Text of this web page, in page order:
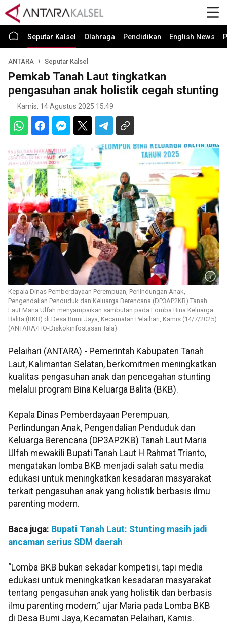
Seputar Kalsel Olahraga Pendidikan English News
ANTARA Seputar Kalsel
Pemkab Tanah Laut tingkatkan
pengasuhan anak holistik cegah stunting
Kamis, 14 Agustus 2025 15:49
Kepala Dinas Pemberdayaan Perempuan, Perlindungan Anak,
Pengendalian Penduduk dan Keluarga Berencana (DP3AP2KB) Tanah
Laut Maria Ulfah menyampaikan sambutan pada Lomba Bina Keluarga
Balita (BKB) di Desa Bumi Jaya, Kecamatan Pelaihari, Kamis (14/7/2025).
(ANTARA/HO-Diskokinfostasan Tala)
Pelaihari (ANTARA) - Pemerintah Kabupaten Tanah
Laut, Kalimantan Selatan, berkomitmen meningkatkan
kualitas pengasuhan anak dan pencegahan stunting
melalui program Bina Keluarga Balita (BKB).
Kepala Dinas Pemberdayaan Perempuan,
Perlindungan Anak, Pengendalian Penduduk dan
Keluarga Berencana (DP3AP2KB) Tanah Laut Maria
Ulfah mewakili Bupati Tanah Laut H Rahmat Trianto,
mengatakan lomba BKB menjadi salah satu media
edukasi untuk meningkatkan kesadaran masyarakat
terkait pengasuhan anak yang holistik berbasis ilmu
parenting modern.
Baca juga: Bupati Tanah Laut: Stunting masih jadi
ancaman serius SDM daerah
“Lomba BKB bukan sekadar kompetisi, tapi media
edukasi untuk meningkatkan kesadaran masyarakat
tentang pengasuhan anak yang holistik dan berbasis
ilmu parenting modern,” ujar Maria pada Lomba BKB
di Desa Bumi Jaya, Kecamatan Pelaihari, Kamis.